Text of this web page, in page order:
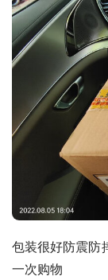
包装很好防震防
一次购物